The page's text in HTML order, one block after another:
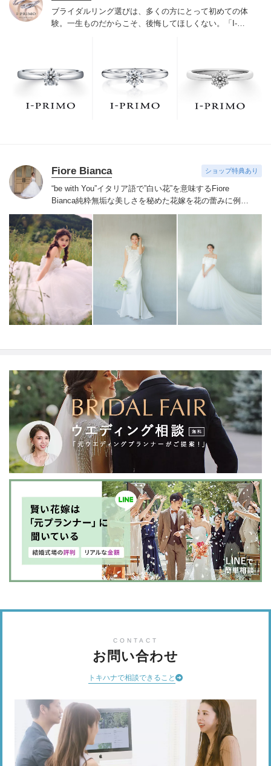
ブライダルリング選びは、多くの方にとって初めての体
験。一生ものだからこそ、後悔してほしくない。「I-
でお待ちしております。リング選びの最初の一歩をご一
緒に。まずは、アイプリモへ。
Fiore Bianca ショップ特典あり
“be with You”イタリア語で”白い花”を意味するFiore
Bianca純粋無垢な美しさを秘めた花嫁を花の蕾みに例え
白い花が咲くまでのストーリーをあなたと共に紡いでい
きます
世界を巡り出会ったデザイナーズブランドや、オ
リジナルドレスはまだ見ぬ新しい自分の姿へと出会わせ
てくれます。
誰かの真似ではなくあなただからできるス
タイルへあなたにしかできないブライズスタイルへ導き
ます。
美しい白い花を咲かせ今よりずっと好きな自分
CONTACT
お問い合わせ
トキハナで相談できること